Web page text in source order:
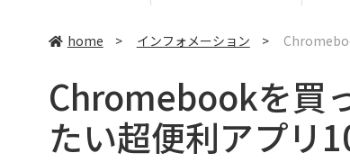
home > インフォメーション >
Chromebookを買
たい超便利アプリ